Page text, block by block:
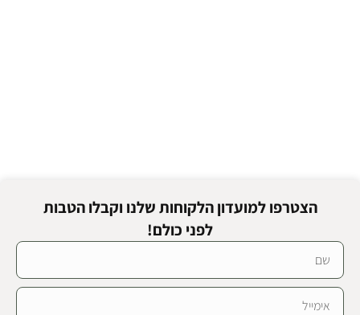
הצטרפו למועדון הלקוחות שלנו וקבלו הטבות
לפני כולם!